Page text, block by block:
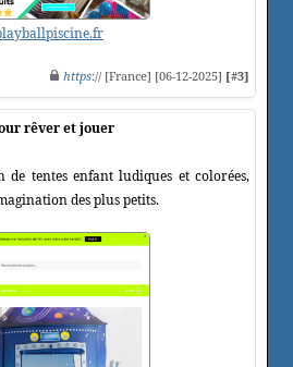
https:// [France] [06-12-2025] [#3]
rêver et jouer
de tentes enfant ludiques et colorées,
des plus petits.